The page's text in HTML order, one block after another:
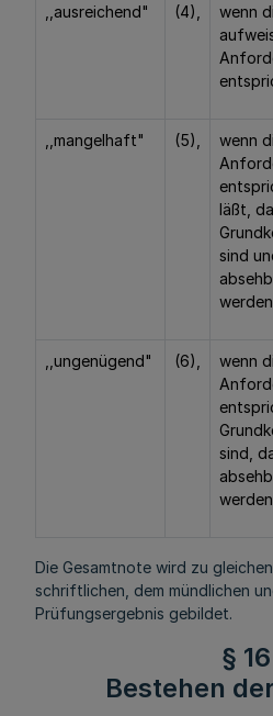
,,ausreichend" (4),
wenn
,,mangelhaft" (5),
wenn
läßt,
sind
,,ungenügend" (6),
wenn
sind,
Die Gesamtnote wird zu
schriftlichen, dem mündlichen
Prüfungsergebnis gebildet.
§ 16
Bestehen